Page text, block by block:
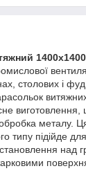
1400х1400
столових і
виготовлення,
металу.
типу підійде
над